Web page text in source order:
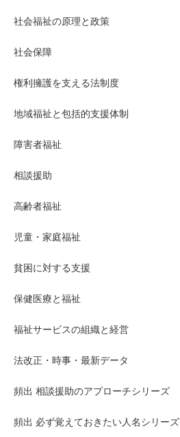
社会福祉の原理と政策
社会保障
権利擁護を支える法制度
地域福祉と包括的支援体制
障害者福祉
相談援助
高齢者福祉
児童・家庭福祉
貧困に対する支援
保健医療と福祉
福祉サービスの組織と経営
法改正・時事・最新データ
頻出 相談援助のアプローチシリーズ
頻出 必ず覚えておきたい人名シリーズ